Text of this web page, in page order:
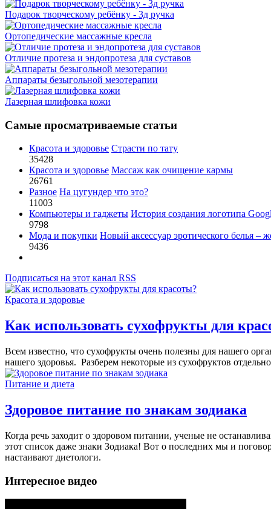
Подарок творческому ребёнку - 3д ручка
Ортопедические массажные кресла
Отличие протеза и эндопротеза для суставов
Аппараты безыгольной мезотерапии
Лазерная шлифовка кожи
Самые просматриваемые статьи
Красота и здоровье Страсти по тату
35428
Красота и здоровье Массаж как очищение кармы
26761
Разное На цугундер что это?
11003
Компьютеры и гаджеты История создания логотипа
9798
Мода и покупки Новый аксессуар эротического белья –
9436
Подписаться на этот канал RSS
Красота и здоровье
Как использовать сухофрукты для
Всем известно, что сухофрукты очень полезны для нашего
нашего здоровья. Разберем некоторые из сухофруктов
Питание и диета
Здоровое питание по знакам зодиака
Когда речь заходит о здоровом питании, ученые не
этот список даже знаки Зодиака! Вот о последних мы и
настаивают диетологи.
Интересное видео